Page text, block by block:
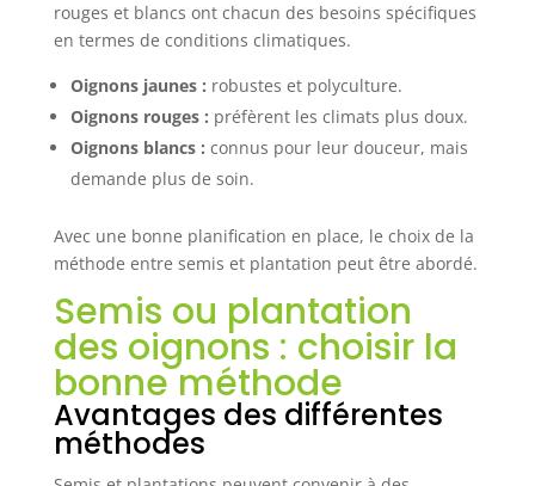
rouges et blancs ont chacun des besoins spécifiques
en termes de conditions climatiques.
Oignons jaunes : robustes et polyculture.
Oignons rouges : préfèrent les climats plus doux.
Oignons blancs : connus pour leur douceur, mais
demande plus de soin.
Avec une bonne planification en place, le choix de la
méthode entre semis et plantation peut être abordé.
Semis ou plantation
des oignons : choisir la
bonne méthode
Avantages des différentes
méthodes